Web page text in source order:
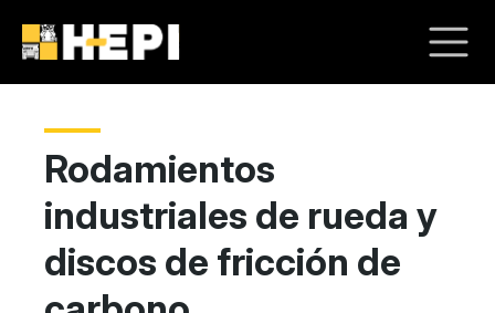
Rodamientos
industriales de rueda y
discos de fricción de